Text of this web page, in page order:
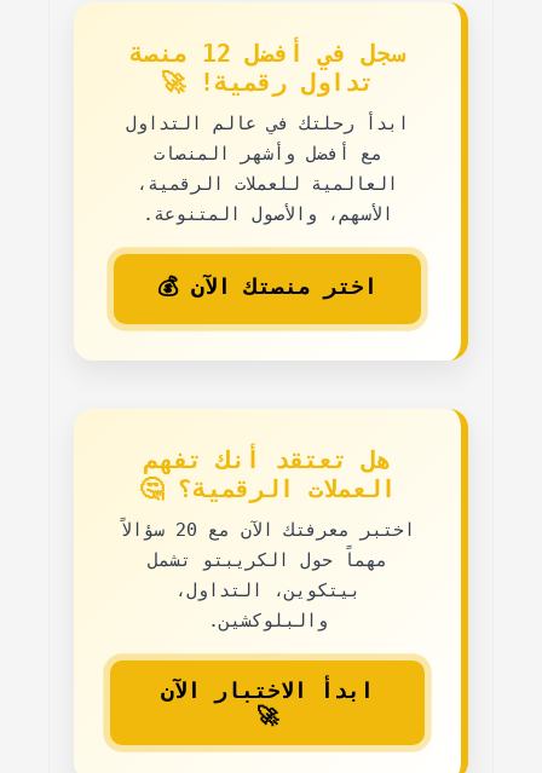
سجل في أفضل 12 منصة
تداول رقمية! 🚀
ابدأ رحلتك في عالم التداول
مع
أفضل وأشهر المنصات
العالمية للعملات الرقمية،
الأسهم، والأصول المتنوعة.
اختر منصتك الآن 💰
هل تعتقد أنك تفهم
العملات الرقمية؟ 🤔
اختبر معرفتك الآن مع
20 سؤالاً
مهماً حول الكريبتو
تشمل
بيتكوين، التداول،
والبلوكشين.
ابدأ الاختبار الآن
🚀